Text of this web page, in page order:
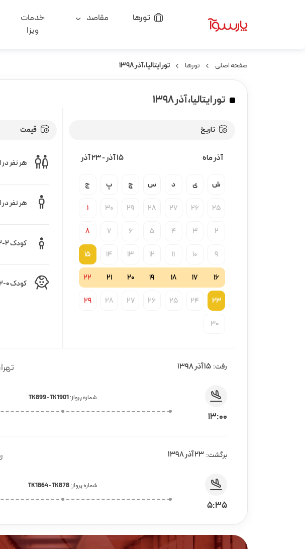
تورها مقاصد
خدمات
ویزا
صفحه اصلی تورها تور ایتالیا، آذر ۱۳۹۸
تور ایتالیا، آذر ۱۳۹۸
تاریخ
آذر ماه 15 آذر -23 آذر
ش ی د س چ پ ج
25
26
27
28
29
30
1
2
3
4
5
6
7
8
9
10
11
12
13
14
15
16
17
18
19
20
21
22
23
24
25
26
27
28
29
30
قیمت
هر نفر
هر نفر
کودک 2-12 سال
کودک 0-2 سال
رفت: 15 آذر 1398
13:00
شماره پرواز:TK 899 - TK 1901
برگشت: 23 آذر 1398
5:35
شماره پرواز:TK 1864 - TK 878